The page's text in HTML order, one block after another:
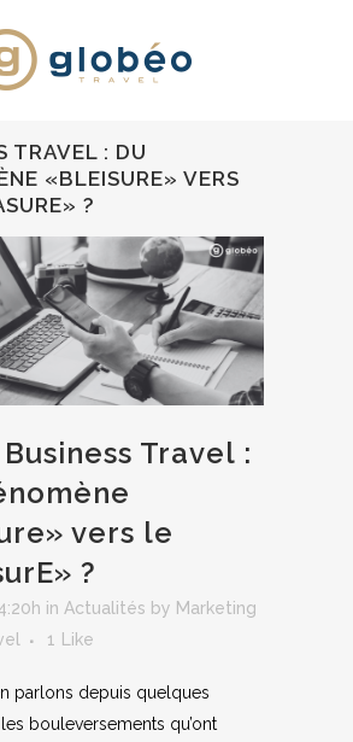
TRAVEL : DU
«BLEISURE» VERS
?
Business Travel :
vers le
?
in Actualités by Marketing
1 Like
parlons depuis quelques
bouleversements qu’ont